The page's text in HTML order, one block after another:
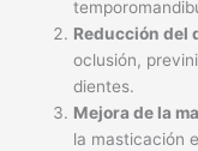
Reducción del
oclusión,
dientes.
Mejora de la
la masticación